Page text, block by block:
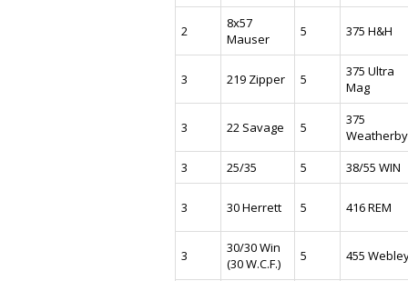
2
8x57
Mauser
5 375 H&H
3 219 Zipper 5
375 Ultra
Mag
3 22 Savage 5
375
Weatherby
3
25/35 5 38/55 WIN
3 30 Herrett 5 416 REM
3
30/30 Win
(30 W.C.F.)
5 455